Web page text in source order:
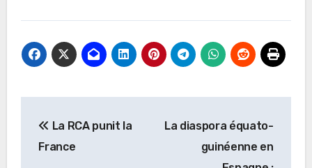
de
La RCA punit la
France
La diaspora équato-
guinéenne en